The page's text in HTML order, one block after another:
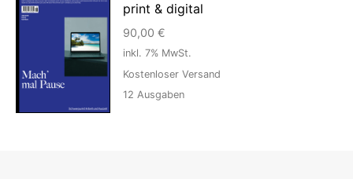
print & digital
90,00 €
inkl. 7% MwSt.
Kostenloser Versand
12 Ausgaben